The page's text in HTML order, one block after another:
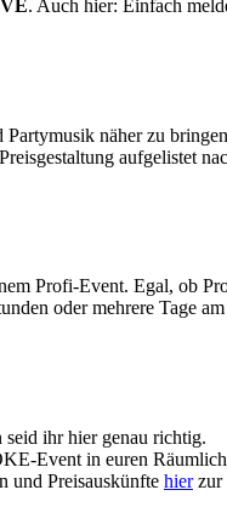
. Auch hier: Einfach
Partymusik näher zu
aufgelistet
Profi-Event. Egal, ob
oder mehrere Tage
ihr hier genau richtig.
Event in euren
und Preisauskünfte hierzur